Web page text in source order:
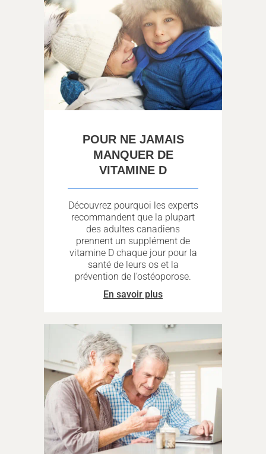
POUR NE JAMAIS
MANQUER DE
VITAMINE D
Découvrez pourquoi les experts
recommandent que la plupart
des adultes canadiens
prennent un supplément de
vitamine D chaque jour pour la
santé de leurs os et la
prévention de l’ostéoporose.
En savoir plus